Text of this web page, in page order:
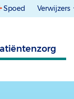
Spoed Verwijzers